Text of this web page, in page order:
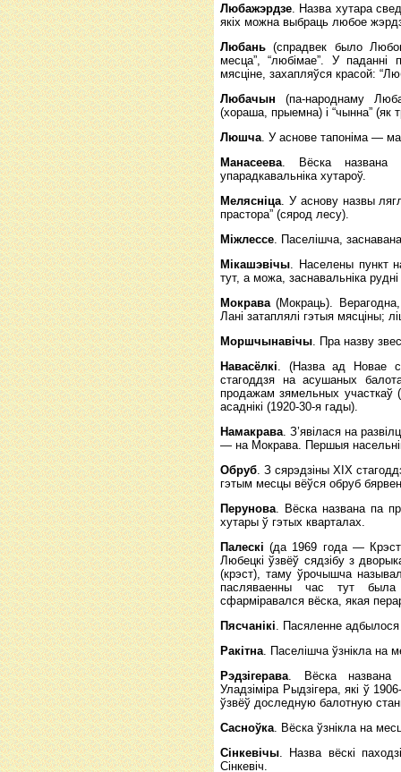
Любажэрдзе. Назва хутара
якіх можна выбраць любое
Любань (спрадвек было
месца”, “любімае”. У
мясціне, захапляўся красой:
Любачын (па-народнаму
(хораша, прыемна) і “чынна”
Люшча. У аснове тапоніма —
Манасеева. Вёска названа
упарадкавальніка хутароў.
Мелясніца. У аснову назвы
прастора” (сярод лесу).
Міжлессе. Паселішча,
Мікашэвічы. Населены пункт
тут, а можа, заснавальніка
Мокрава(Мокраць).
Лані затаплялі гэтыя мясціны;
Моршчынавічы. Пра назву
Навасёлкі. (Назва ад Новае
стагоддзя на асушаных
продажам зямельных
асаднікі (1920-30-я гады).
Намакрава. З’явілася на
— на Мокрава. Першыя
Обруб. З сярэдзіны XIX
гэтым месцы вёўся обруб
Перунова. Вёска названа па
хутары ў гэтых кварталах.
Палескі (да 1969 года —
Любецкі ўзвёў сядзібу з
(крэст), таму ўрочышча
пасляваенны час тут была
сфарміравался вёска, якая
Пясчанікі. Пасяленне адбылося
Ракітна. Паселішча ўзнікла на
Рэдзігерава. Вёска названа
Уладзіміра Рыдзігера, які ў
ўзвёў доследную балотную
Сасноўка. Вёска ўзнікла на
Сінкевічы. Назва вёскі
Сінкевіч.